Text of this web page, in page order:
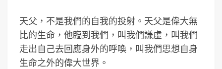
天父，不是我們的自我的投射。天父是偉大無
比的生命，他臨到我們，叫我們謙虛，叫我們
走出自己去回應身外的呼喚，叫我們思想自身
生命之外的偉大世界。